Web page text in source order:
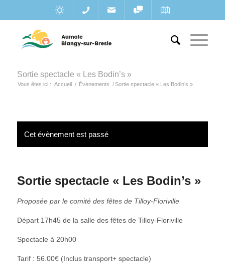
Sortie spectacle « Les Bodin’s »
Vous êtes ici : Accueil / Évènements / Sortie spectacle « Les Bodin’s »
Cet évènement est passé
Sortie spectacle « Les Bodin’s »
Proposée par le comité des fêtes de Tilloy-Floriville
Départ 17h45 de la salle des fêtes de Tilloy-Floriville
Spectacle à 20h00
Tarif : 56.00€ (Inclus transport+ spectacle)